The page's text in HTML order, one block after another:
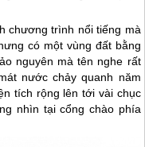
chương trình nổi tiếng mà
có một vùng đất bằng
nguyên mà tên nghe rất
nước chảy quanh năm
tích rộng lên tới vài chục
nhìn tại cổng chào phía